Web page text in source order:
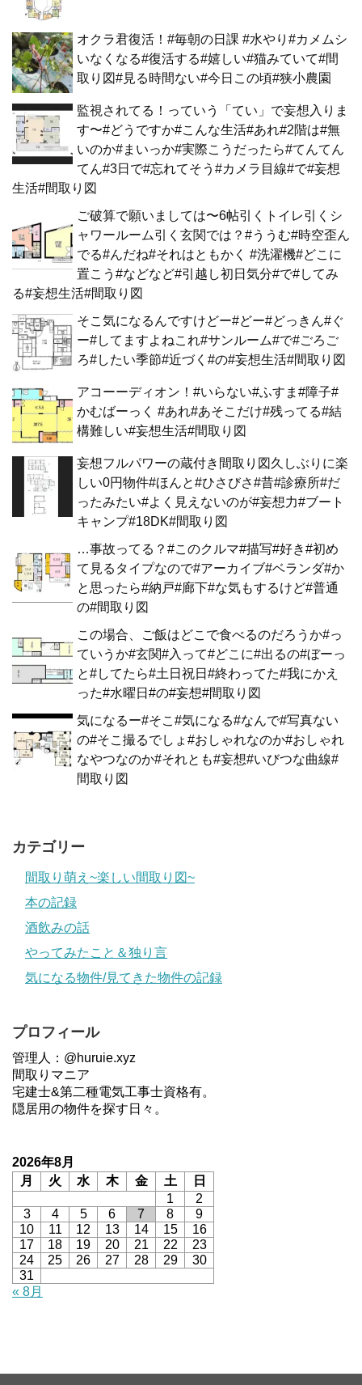
オクラ君復活！#毎朝の日課 #水やり#カメムシ
いなくなる#復活する#嬉しい#猫みていて#間
取り図#見る時間ない#今日この頃#狭小農園
監視されてる！っていう「てい」で妄想入りま
す〜#どうですか#こんな生活#あれ#2階は#無
いのか#まいっか#実際こうだったら#てんてん
てん#3日で#忘れてそう#カメラ目線#で#妄想
生活#間取り図
ご破算で願いましては〜6帖引くトイレ引くシ
ャワールーム引く玄関では？#ううむ#時空歪ん
でる#んだね#それはともかく #洗濯機#どこに
置こう#などなど#引越し初日気分#で#してみ
る#妄想生活#間取り図
そこ気になるんですけどー#どー#どっきん#ぐ
ー#してますよねこれ#サンルーム#で#ごろご
ろ#したい季節#近づく#の#妄想生活#間取り図
アコーーディオン！#いらない#ふすま#障子#
かむばーっく #あれ#あそこだけ#残ってる#結
構難しい#妄想生活#間取り図
妄想フルパワーの蔵付き間取り図久しぶりに楽
しい0円物件#ほんと#ひさびさ#昔#診療所#だ
ったみたい#よく見えないのが#妄想力#ブート
キャンプ#18DK#間取り図
…事故ってる？#このクルマ#描写#好き#初め
て見るタイプなので#アーカイブ#ベランダ#か
と思ったら#納戸#廊下#な気もするけど#普通
の#間取り図
この場合、ご飯はどこで食べるのだろうか#っ
ていうか#玄関#入って#どこに#出るの#ぼーっ
と#してたら#土日祝日#終わってた#我にかえ
った#水曜日#の#妄想#間取り図
気になるー#そこ#気になる#なんで#写真ない
の#そこ撮るでしょ#おしゃれなのか#おしゃれ
なやつなのか#それとも#妄想#いびつな曲線#
間取り図
カテゴリー
間取り萌え~楽しい間取り図~
本の記録
酒飲みの話
やってみたこと＆独り言
気になる物件/見てきた物件の記録
プロフィール
管理人：@huruie.xyz
間取りマニア
宅建士&第二種電気工事士資格有。
隠居用の物件を探す日々。
2026年8月
月
火 水 木 金 土
日
1
2
3
4 5 6 7 8
9
10
11 12 13 14 15
16
17
18 19 20 21 22
23
24
25 26 27 28 29
30
31
« 8月